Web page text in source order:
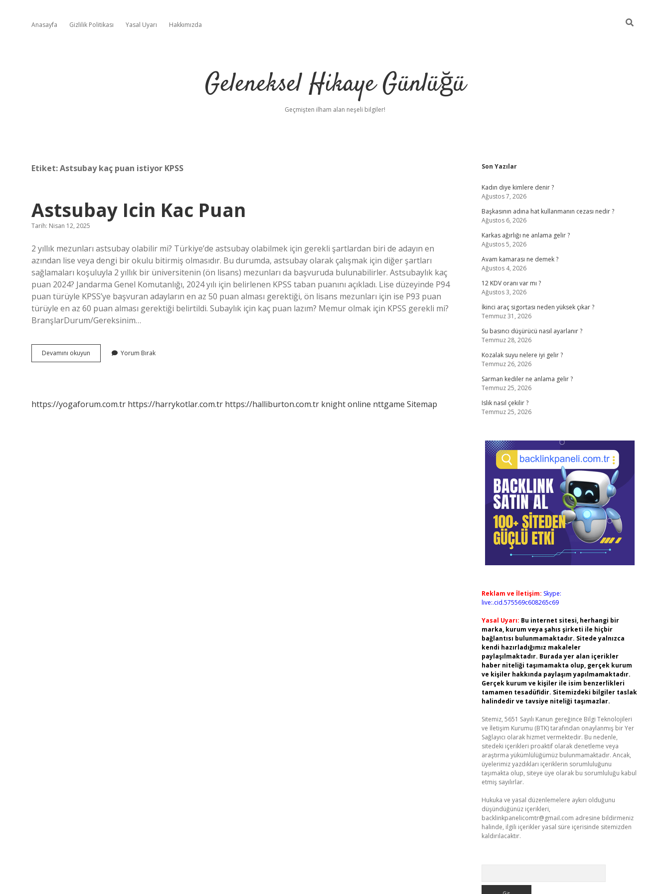
Anasayfa Gizlilik Politikası Yasal Uyarı Hakkımızda
Geleneksel Hikaye Günlüğü
Geçmişten ilham alan neşeli bilgiler!
Etiket:Astsubay kaç puan istiyor KPSS
Astsubay Icin Kac Puan
Tarih: Nisan 12, 2025
2 yıllık mezunları astsubay olabilir mi? Türkiye’de astsubay olabilmek için gerekli şartlardan biri de adayın en
azından lise veya dengi bir okulu bitirmiş olmasıdır. Bu durumda, astsubay olarak çalışmak için diğer şartları
sağlamaları koşuluyla 2 yıllık bir üniversitenin (ön lisans) mezunları da başvuruda bulunabilirler. Astsubaylık kaç
puan 2024? Jandarma Genel Komutanlığı, 2024 yılı için belirlenen KPSS taban puanını açıkladı. Lise düzeyinde P94
puan türüyle KPSS’ye başvuran adayların en az 50 puan alması gerektiği, ön lisans mezunları için ise P93 puan
türüyle en az 60 puan alması gerektiği belirtildi. Subaylık için kaç puan lazım? Memur olmak için KPSS gerekli mi?
BranşlarDurum/Gereksinim…
Devamını okuyun Astsubay
Icin
Yorum Bırak
https://yogaforum.com.tr https://harrykotlar.com.tr https://halliburton.com.tr knight online nttgame Sitemap
Sidebar
Son Yazılar
Kadın diye kimlere denir ?
Ağustos 7, 2026
Başkasının adına hat kullanmanın cezası nedir ?
Ağustos 6, 2026
Karkas ağırlığı ne anlama gelir ?
Ağustos 5, 2026
Avam kamarası ne demek ?
Ağustos 4, 2026
12 KDV oranı var mı ?
Ağustos 3, 2026
İkinci araç sigortası neden yüksek çıkar ?
Temmuz 31, 2026
Su basıncı düşürücü nasıl ayarlanır ?
Temmuz 28, 2026
Kozalak suyu nelere iyi gelir ?
Temmuz 26, 2026
Sarman kediler ne anlama gelir ?
Temmuz 25, 2026
Islık nasıl çekilir ?
Temmuz 25, 2026
Reklam ve İletişim: Skype:
live:.cid.575569c608265c69
Yasal Uyarı: Bu internet sitesi, herhangi bir
marka, kurum veya şahıs şirketi ile hiçbir
bağlantısı bulunmamaktadır. Sitede yalnızca
kendi hazırladığımız makaleler
paylaşılmaktadır. Burada yer alan içerikler
haber niteliği taşımamakta olup, gerçek kurum
ve kişiler hakkında paylaşım yapılmamaktadır.
Gerçek kurum ve kişiler ile isim benzerlikleri
tamamen tesadüfidir. Sitemizdeki bilgiler taslak
halindedir ve tavsiye niteliği taşımazlar.
Sitemiz, 5651 Sayılı Kanun gereğince Bilgi Teknolojileri
ve İletişim Kurumu (BTK) tarafından onaylanmış bir Yer
Sağlayıcı olarak hizmet vermektedir. Bu nedenle,
sitedeki içerikleri proaktif olarak denetleme veya
araştırma yükümlülüğümüz bulunmamaktadır. Ancak,
üyelerimiz yazdıkları içeriklerin sorumluluğunu
taşımakta olup, siteye üye olarak bu sorumluluğu kabul
etmiş sayılırlar.
Hukuka ve yasal düzenlemelere aykırı olduğunu
düşündüğünüz içerikleri,
backlinkpanelicomtr@gmail.com adresine bildirmeniz
halinde, ilgili içerikler yasal süre içerisinde sitemizden
kaldırılacaktır.